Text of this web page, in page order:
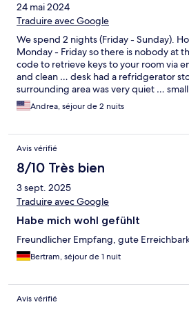
24 mai 2024
Traduire avec Google
We spend 2 nights (Friday - Sunday).
Monday - Friday so there is nobody at
code to retrieve keys to your room via
and clean … desk had a refridgerator
surrounding area was very quiet …
was also very good with a nice variety!!!
this hotel!!!
Andrea, séjour de 2 nuits
Avis vérifié
8/10 Très bien
3 sept. 2025
Traduire avec Google
Habe mich wohl gefühlt
Freundlicher Empfang, gute
Bertram, séjour de 1 nuit
Avis vérifié